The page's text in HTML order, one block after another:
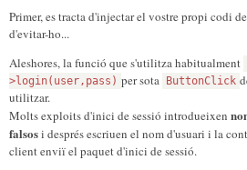
Primer, es tracta d'injectar el vostre propi codi
d'evitar-ho...
Aleshores, la funció que s'utilitza habitualment
>login(user,pass) per sota ButtonClick
utilitzar.
Molts exploits d'inici de sessió introdueixen
falsosi després escriuen el nom d'usuari i la
client enviï el paquet d'inici de sessió.